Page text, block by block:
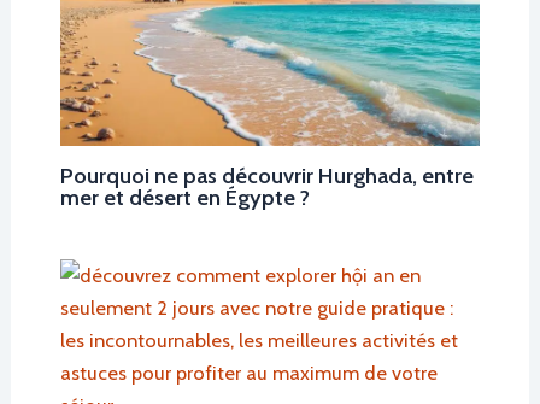
Pourquoi ne pas découvrir Hurghada, entre
mer et désert en Égypte ?